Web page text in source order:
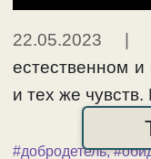
22.05.2023
естественном и
и тех же
#добродетель,